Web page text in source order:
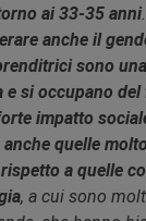
ai 33-35 anni.
anche il
sono
e si occupano
impatto
quelle
a quelle
, a cui sono